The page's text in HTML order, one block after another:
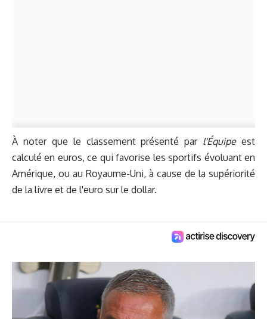
À noter que le classement présenté par l'Équipeest
calculé en euros, ce qui favorise les sportifs évoluant en
Amérique, ou au Royaume-Uni, à cause de la supériorité
de la livre et de l'euro sur le dollar.